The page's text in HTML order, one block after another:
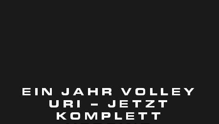
EIN JAHR VOLLEY
URI – JETZT
KOMPLETT